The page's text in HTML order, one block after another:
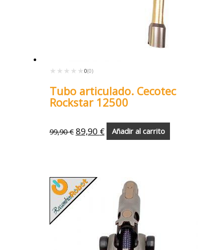
★★★★★
★★★★★ 0(0)
Tubo articulado. Cecotec
Rockstar 12500
99,90€ 89,90 € Añadir al carrito